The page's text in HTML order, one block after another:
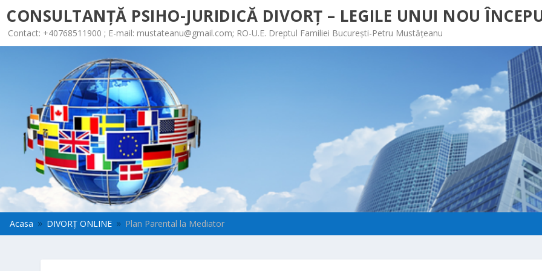
CONSULTANȚĂ PSIHO-JURIDICĂ DIVORȚ – LEGILE UNUI NOU
Contact: +40768511900 ; E-mail: mustateanu@gmail.com; RO-U.E. Dreptul Familiei București-Petru Mustățeanu
Acasa 9 DIVORȚ ONLINE 9 Plan Parental la Mediator